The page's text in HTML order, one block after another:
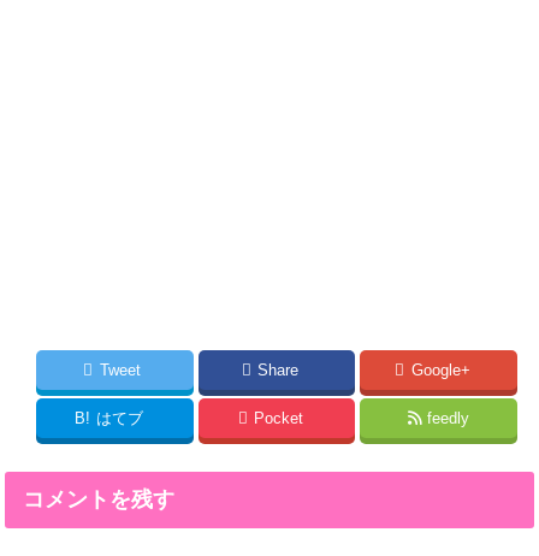
Tweet Share Google+
B! はてブ Pocket feedly
コメントを残す